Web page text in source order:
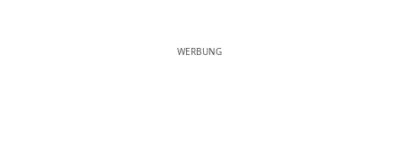
WERBUNG